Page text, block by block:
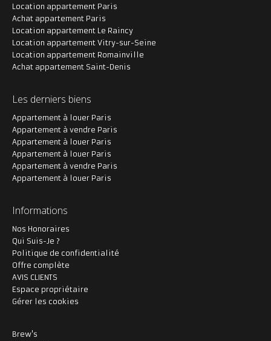
Location appartement Paris
Achat appartement Paris
Location appartement Le Raincy
Location appartement Vitry-sur-Seine
Location appartement Romainville
Achat appartement Saint-Denis
Les derniers biens
Appartement à louer Paris
Appartement à vendre Paris
Appartement à louer Paris
Appartement à louer Paris
Appartement à vendre Paris
Appartement à louer Paris
Informations
Nos Honoraires
Qui Suis-Je ?
Politique de confidentialité
Offre complète
AVIS CLIENTS
Espace propriétaire
Gérer les cookies
Brew's